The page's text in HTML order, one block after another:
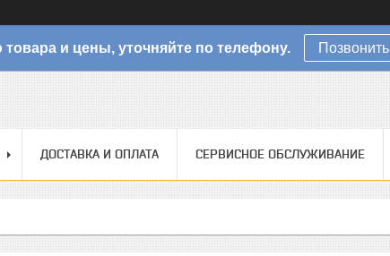
и цены, уточняйте по телефону. Позвонить
ДОСТАВКА И ОПЛАТА СЕРВИСНОЕ ОБСЛУЖИВАНИЕ